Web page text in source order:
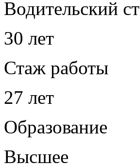
Водительский
30 лет
Стаж работы
27 лет
Образование
Высшее